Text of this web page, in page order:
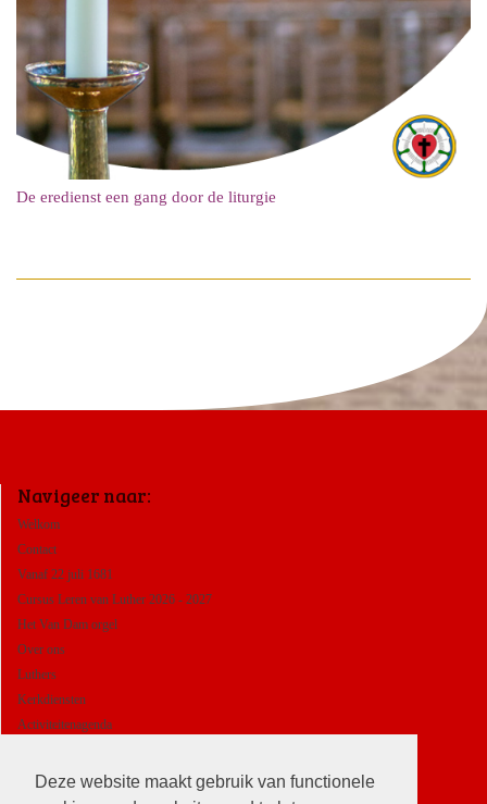
Deze website maakt gebruik van functionele
De eredienst een gang door de liturgie
Navigeer naar:
Welkom
Contact
Vanaf 22 juli 1681
Cursus Leren van Luther 2026 - 2027
Het Van Dam orgel
Over ons
Luthers
Kerkdiensten
Activiteitenagenda